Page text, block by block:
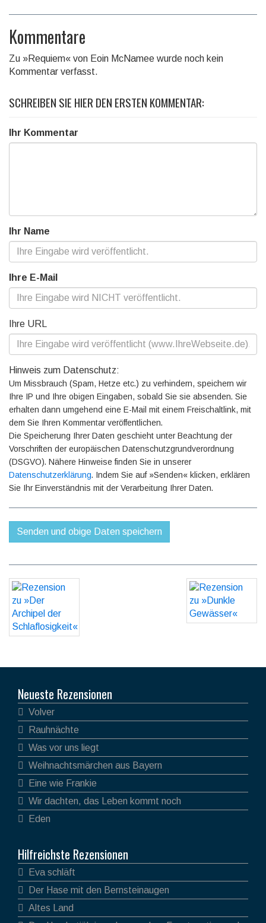
Kommentare
Zu »Requiem« von Eoin McNamee wurde noch kein
Kommentar verfasst.
SCHREIBEN SIE HIER DEN ERSTEN KOMMENTAR:
Ihr Kommentar
Ihr Name
Ihre E-Mail
Ihre URL
Hinweis zum Datenschutz:
Um Missbrauch (Spam, Hetze etc.) zu verhindern, speichern wir
Ihre IP und Ihre obigen Eingaben, sobald Sie sie absenden. Sie
erhalten dann umgehend eine E-Mail mit einem Freischaltlink, mit
dem Sie Ihren Kommentar veröffentlichen.
Die Speicherung Ihrer Daten geschieht unter Beachtung der
Vorschriften der europäischen Datenschutzgrundverordnung
(DSGVO). Nähere Hinweise finden Sie in unserer
Datenschutzerklärung. Indem Sie auf »Senden« klicken, erklären
Sie Ihr Einverständnis mit der Verarbeitung Ihrer Daten.
Neueste Rezensionen
Volver
Rauhnächte
Was vor uns liegt
Weihnachtsmärchen aus Bayern
Eine wie Frankie
Wir dachten, das Leben kommt noch
Eden
Hilfreichste Rezensionen
Eva schläft
Der Hase mit den Bernsteinaugen
Altes Land